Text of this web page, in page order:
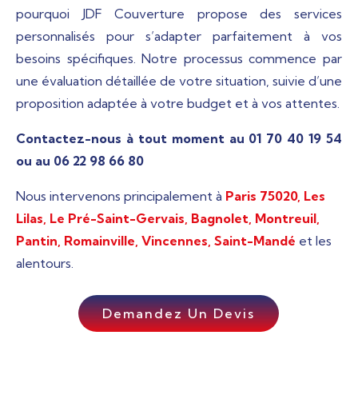
pourquoi JDF Couverture propose des services
personnalisés pour s’adapter parfaitement à vos
besoins spécifiques. Notre processus commence par
une évaluation détaillée de votre situation, suivie d’une
proposition adaptée à votre budget et à vos attentes.
Contactez-nous à tout moment au 01 70 40 19 54
ou au 06 22 98 66 80
Nous intervenons principalement à Paris 75020, Les
Lilas, Le Pré-Saint-Gervais, Bagnolet, Montreuil,
Pantin, Romainville, Vincennes, Saint-Mandé et les
alentours.
Demandez Un Devis